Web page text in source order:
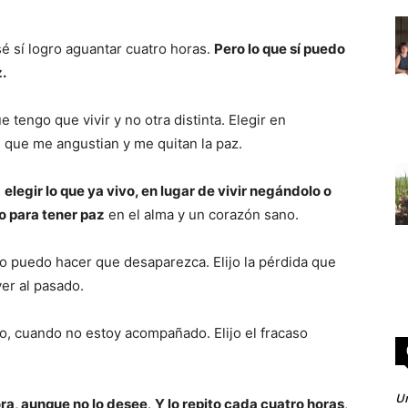
sí logro aguantar cuatro horas. Pero lo que sí puedo
tengo que vivir y no otra distinta. Elegir en
me angustian y me quitan la paz.
elegir lo que ya vivo, en lugar de vivir negándolo o
para tener paz en el alma y un corazón sano.
hacer que desaparezca. Elijo la pérdida que
al pasado.
cuando no estoy acompañado. Elijo el fracaso
aunque no lo desee. Y lo repito cada cuatro horas,